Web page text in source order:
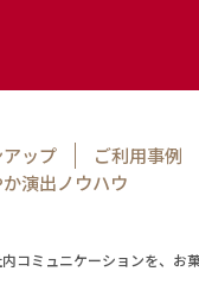
ップ ご利用事例
演出ノウハウ
内コミュニケーションを、お